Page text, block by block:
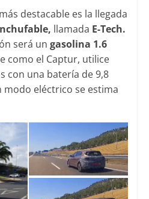
destacable es la llegada
llamada E-Tech.
será un gasolina 1.6
como el Captur, utilice
con una batería de 9,8
modo eléctrico se estima